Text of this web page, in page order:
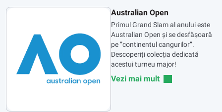
Australian Open
Primul Grand Slam al anului este
Australian Open și se desfășoară
pe ”continentul cangurilor”.
Descoperiți colecția dedicată
acestui turneu major!
Vezi mai mult